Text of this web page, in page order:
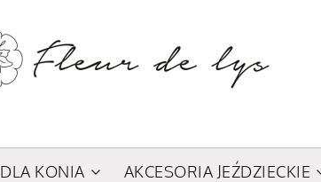
DLA KONIA AKCESORIA JEŹDZIECKIE